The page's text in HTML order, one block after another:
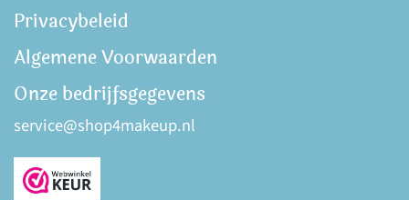
Privacybeleid
Algemene Voorwaarden
Onze bedrijfsgegevens
service@shop4makeup.nl